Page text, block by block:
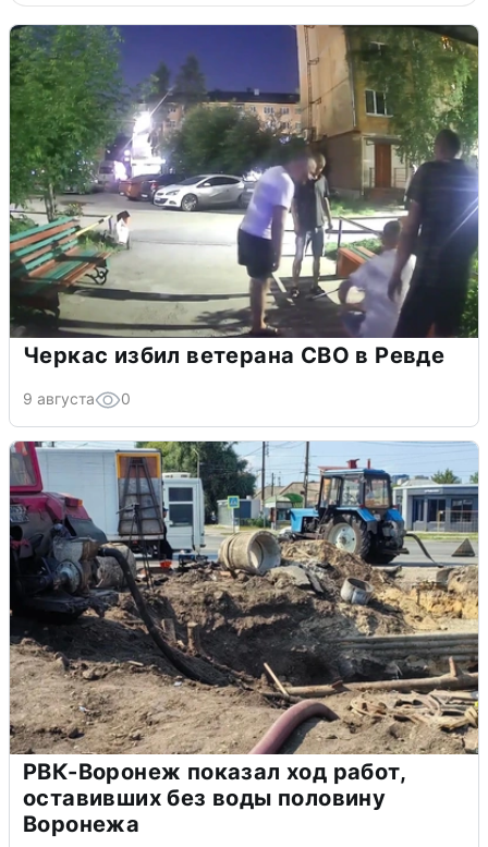
Черкас избил ветерана СВО в Ревде
9 августа 0
РВК-Воронеж показал ход работ,
оставивших без воды половину
Воронежа